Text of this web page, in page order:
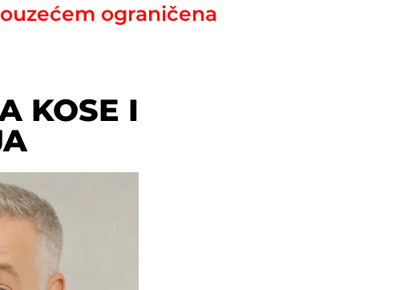
ograničena
KOSE I